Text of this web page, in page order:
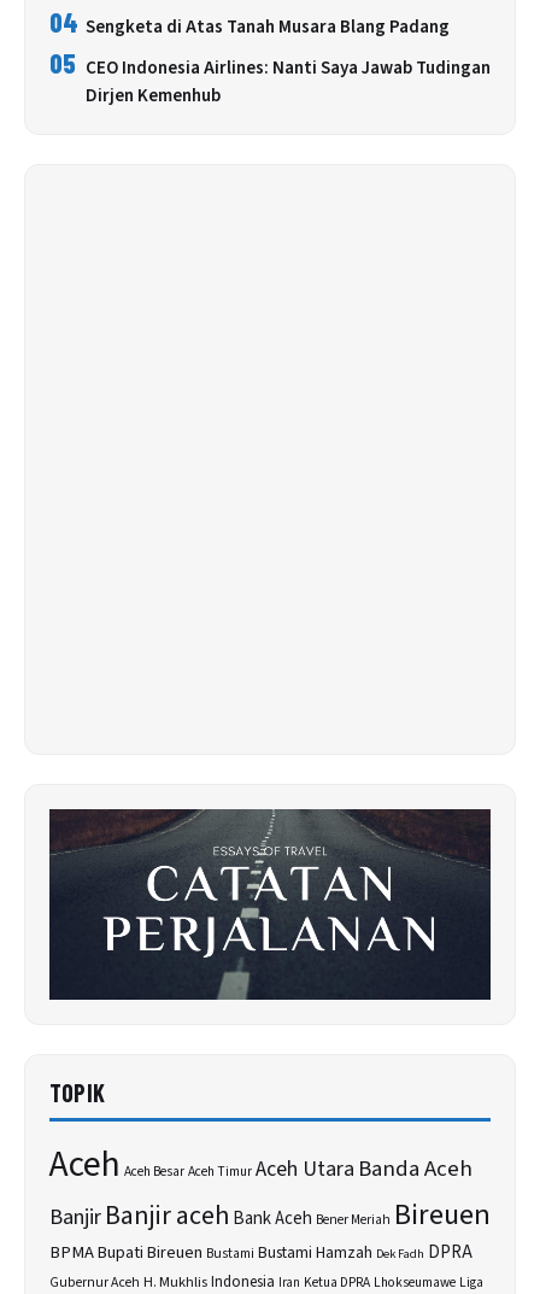
04 Sengketa di Atas Tanah Musara Blang Padang
05 CEO Indonesia Airlines: Nanti Saya Jawab Tudingan
Dirjen Kemenhub
TOPIK
Aceh Aceh BesarAceh TimurAceh Utara Banda Aceh
BanjirBanjir aceh Bank Aceh Bener Meriah Bireuen
BPMABupati Bireuen Bustami Bustami Hamzah Dek Fadh DPRA
Gubernur Aceh H. MukhlisIndonesia Iran Ketua DPRA Lhokseumawe Liga